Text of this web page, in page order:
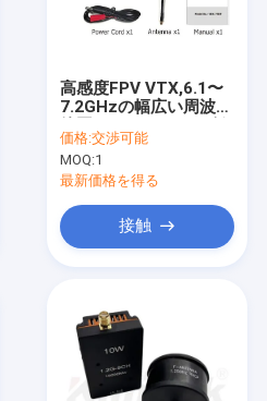
ッター
高感度FPV VTX,6.1〜
7.2GHzの幅広い周波数
レイテンシーCVBSア
ナログビデオ出力に対
応
価格:交渉可能
MOQ:1
最新価格を得る
接触